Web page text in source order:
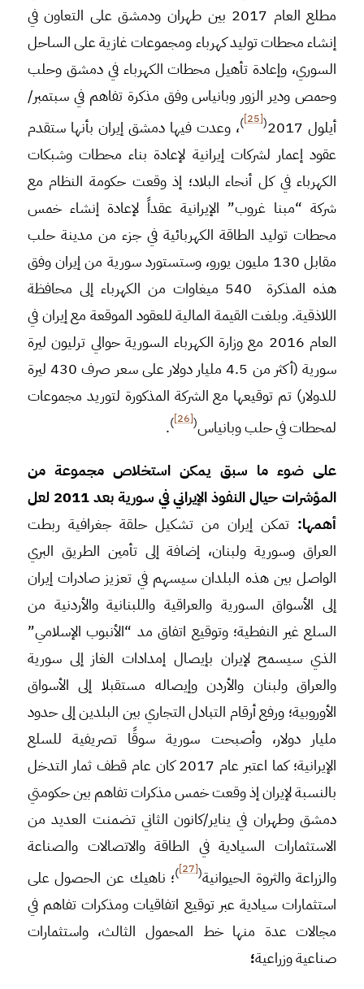
مطلع العام 2017 بين طهران ودمشق على التعاون في
إنشاء محطات توليد كهرباء ومجموعات غازية على الساحل
السوري، وإعادة تأهيل محطات الكهرباء في دمشق وحلب
وحمص ودير الزور وبانياس وفق مذكرة تفاهم في سبتمبر/
أيلول 2017
(
[25]
)، وعدت فيها دمشق إيران بأنها ستقدم
عقود إعمار لشركات إيرانية لإعادة بناء محطات وشبكات
الكهرباء في كل أنحاء البلاد؛ إذ وقعت حكومة النظام مع
شركة “مبنا غروب” الإيرانية عقداً لإعادة إنشاء خمس
محطات توليد الطاقة الكهربائية في جزء من مدينة حلب
مقابل 130 مليون يورو، وستستورد سورية من إيران وفق
هذه المذكرة 540 ميغاوات من الكهرباء إلى محافظة
اللاذقية. وبلغت القيمة المالية للعقود الموقعة مع إيران في
العام 2016 مع وزارة الكهرباء السورية حوالي ترليون ليرة
سورية (أكثر من 4.5 مليار دولار على سعر صرف 430 ليرة
للدولار) تم توقيعها مع الشركة المذكورة لتوريد مجموعات
لمحطات في حلب وبانياس(
[26]
)
.
على ضوء ما سبق يمكن استخلاص مجموعة من
المؤشرات حيال النفوذ الإيراني في سورية بعد 2011 لعل
أهمها: تمكن إيران من تشكيل حلقة جغرافية ربطت
العراق وسورية ولبنان، إضافة إلى تأمين الطريق البري
الواصل بين هذه البلدان سيسهم في تعزيز صادرات إيران
إلى الأسواق السورية والعراقية واللبنانية والأردنية من
السلع غير النفطية؛ وتوقيع اتفاق مد “الأنبوب الإسلامي”
الذي سيسمح لإيران بإيصال إمدادات الغاز إلى سورية
والعراق ولبنان والأردن وإيصاله مستقبلا إلى الأسواق
الأوروبية؛ ورفع أرقام التبادل التجاري بين البلدين إلى حدود
مليار دولار، وأصبحت سورية سوقًا تصريفية للسلع
الإيرانية؛ كما اعتبر عام 2017 كان عام قطف ثمار التدخل
بالنسبة لإيران إذ وقعت خمس مذكرات تفاهم بين حكومتي
دمشق وطهران في يناير/كانون الثاني تضمنت العديد من
الاستثمارات السيادية في الطاقة والاتصالات والصناعة
والزراعة والثروة الحيوانية(
[27]
)؛ ناهيك عن الحصول على
استثمارات سيادية عبر توقيع اتفاقيات ومذكرات تفاهم في
مجالات عدة منها خط المحمول الثالث، واستثمارات
صناعية وزراعية؛